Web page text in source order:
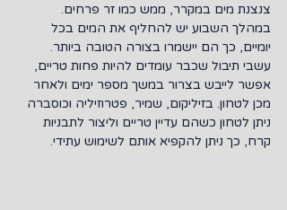
צנצנת מים במקרר, ממש כמו זר פרחים.
במהלך השבוע יש להחליף את המים בכל
יומיים, כך הם יישמרו בצורה הטובה ביותר.
עשבי תיבול שכבר עומדים להיות פחות טריים,
אפשר לייבש בצרור במשך מספר ימים ולאחר
מכן לטחון. בזיליקום, שמיר, פטרוזיליה וכוסברה
ניתן לטחון כשהם עדיין טריים וליצור לתבניות
קרח, כך ניתן להקפיא אותם לשימוש עתידי.